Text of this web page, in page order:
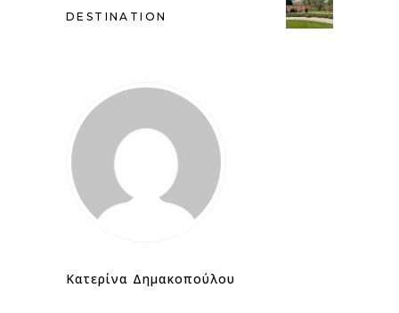
DESTINATION
Κατερίνα Δημακοπούλου